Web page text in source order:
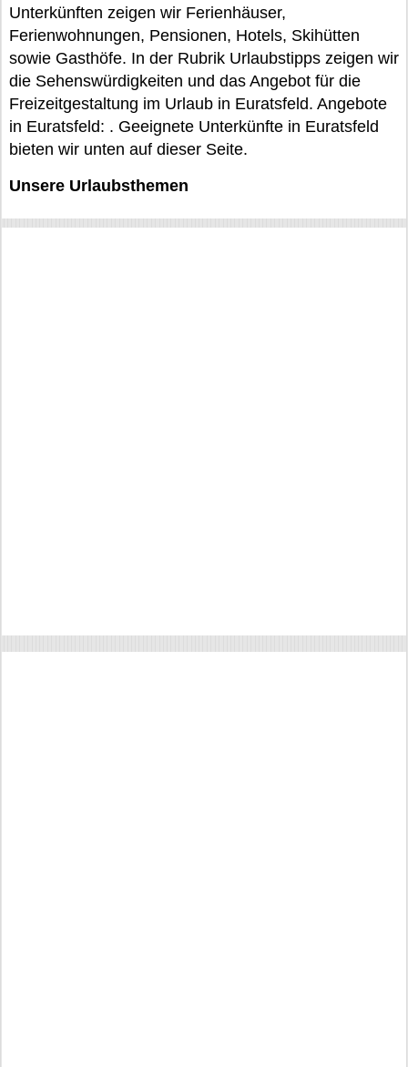
Unterkünften zeigen wir Ferienhäuser,
Ferienwohnungen, Pensionen, Hotels, Skihütten
sowie Gasthöfe. In der Rubrik Urlaubstipps zeigen wir
die Sehenswürdigkeiten und das Angebot für die
Freizeitgestaltung im Urlaub in Euratsfeld. Angebote
in Euratsfeld: . Geeignete Unterkünfte in Euratsfeld
bieten wir unten auf dieser Seite.
Unsere Urlaubsthemen